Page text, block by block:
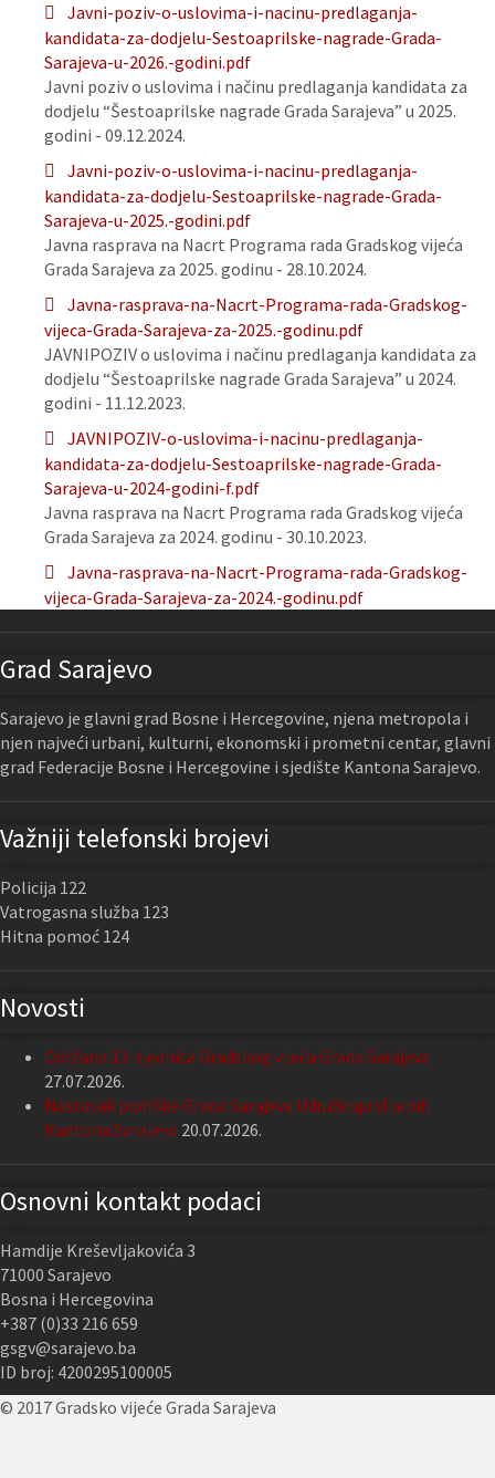
Javni-poziv-o-uslovima-i-nacinu-predlaganja-
kandidata-za-dodjelu-Sestoaprilske-nagrade-Grada-
Sarajeva-u-2026.-godini.pdf
Javni poziv o uslovima i načinu predlaganja kandidata za
dodjelu “Šestoaprilske nagrade Grada Sarajeva” u 2025.
godini - 09.12.2024.
Javni-poziv-o-uslovima-i-nacinu-predlaganja-
kandidata-za-dodjelu-Sestoaprilske-nagrade-Grada-
Sarajeva-u-2025.-godini.pdf
Javna rasprava na Nacrt Programa rada Gradskog vijeća
Grada Sarajeva za 2025. godinu - 28.10.2024.
Javna-rasprava-na-Nacrt-Programa-rada-Gradskog-
vijeca-Grada-Sarajeva-za-2025.-godinu.pdf
JAVNIPOZIV o uslovima i načinu predlaganja kandidata za
dodjelu “Šestoaprilske nagrade Grada Sarajeva” u 2024.
godini - 11.12.2023.
JAVNIPOZIV-o-uslovima-i-nacinu-predlaganja-
kandidata-za-dodjelu-Sestoaprilske-nagrade-Grada-
Sarajeva-u-2024-godini-f.pdf
Javna rasprava na Nacrt Programa rada Gradskog vijeća
Grada Sarajeva za 2024. godinu - 30.10.2023.
Javna-rasprava-na-Nacrt-Programa-rada-Gradskog-
vijeca-Grada-Sarajeva-za-2024.-godinu.pdf
Grad Sarajevo
Sarajevo je glavni grad Bosne i Hercegovine, njena metropola i
njen najveći urbani, kulturni, ekonomski i prometni centar, glavni
grad Federacije Bosne i Hercegovine i sjedište Kantona Sarajevo.
Važniji telefonski brojevi
Policija 122
Vatrogasna služba 123
Hitna pomoć 124
Novosti
Održana 13. sjednica Gradskog vijeća Grada Sarajeva
27.07.2026.
Nastavak podrške Grada Sarajeva Udruženju slijepih
Kantona Sarajevo 20.07.2026.
Osnovni kontakt podaci
Hamdije Kreševljakovića 3
71000 Sarajevo
Bosna i Hercegovina
+387 (0)33 216 659
gsgv@sarajevo.ba
ID broj: 4200295100005
© 2017 Gradsko vijeće Grada Sarajeva